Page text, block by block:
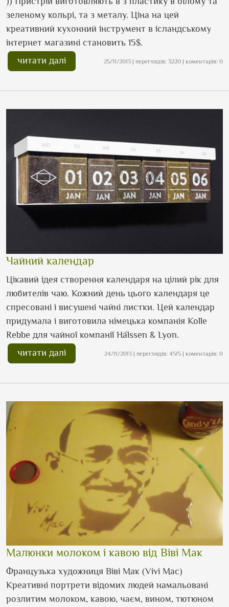
зеленому кольрі, та з металу. Ціна на цей
креативний кухонний інструмент в ісландському
інтернет магазині становить 15$.
читати далі
25/11/2013 | переглядів: 3220 | коментарів: 0
Чайний календар
Цікавий ідея створення календаря на цілий рік для
любителів чаю. Кожний день цього календаря це
спресовані і висушені чайні листки. Цей календар
придумала і виготовила німецька компанія Kolle
Rebbe для чайної компанії Hälssen & Lyon.
читати далі
24/11/2013 | переглядів: 4515 | коментарів: 0
Малюнки молоком і кавою від Віві Мак
Французька художниця Віві Мак (Vivi Mac)
Креативні портрети відомих людей намальовані
розлитим молоком, кавою, чаєм, вином, тютюном